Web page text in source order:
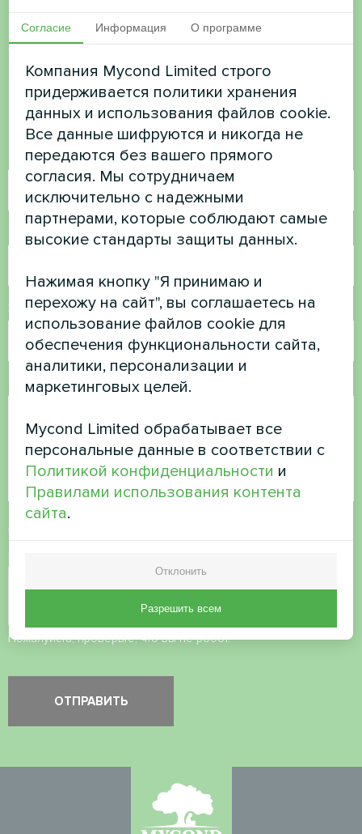
Хотите купить или у вас
есть вопросы?
Свяжитесь с нами, и мы поможем вам
Имя
Номер телефона
Электронная почта
Комментарий
Пожалуйста, проверьте, что вы не робот.
Согласие Информация О программе
Компания Mycond Limited строго
придерживается политики хранения
данных и использования файлов cookie.
Все данные шифруются и никогда не
передаются без вашего прямого
согласия. Мы сотрудничаем
исключительно с надежными
партнерами, которые соблюдают самые
высокие стандарты защиты данных.
Нажимая кнопку "Я принимаю и
перехожу на сайт", вы соглашаетесь на
использование файлов cookie для
обеспечения функциональности сайта,
аналитики, персонализации и
маркетинговых целей.
Mycond Limited обрабатывает все
персональные данные в соответствии с
Политикой конфиденциальности и
Правилами использования контента
сайта.
Отклонить
Разрешить всем